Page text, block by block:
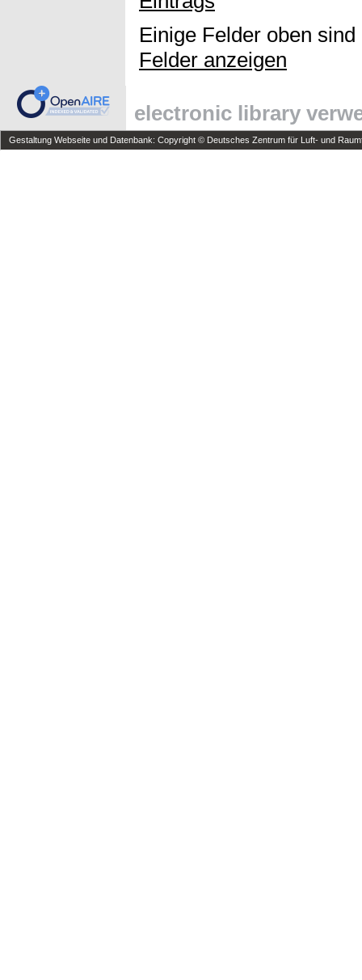
Einige Felder oben
Felder anzeigen
electronic library
Gestaltung Webseite und Datenbank: Copyright © Deutsches Zentrum für Luft- und